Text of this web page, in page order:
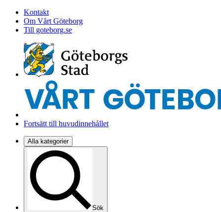
Kontakt
Om Vårt Göteborg
Till goteborg.se
Fortsätt till huvudinnehållet
Alla kategorier
Sök